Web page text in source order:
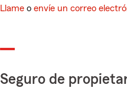
Llame o envíe un correo
Seguro de